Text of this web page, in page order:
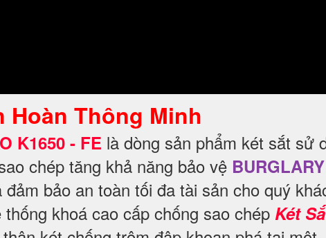
Hoàn Thông Minh
K1650 - FE là dòng sản phẩm két sắt sử
chép tăng khả năng bảo vệ BURGLARY
đảm bảo an toàn tối đa tài sản cho quý
khoá cao cấp chống sao chép Két